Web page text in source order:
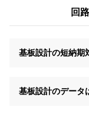
回
基板設計の短納期
基板設計のデータ